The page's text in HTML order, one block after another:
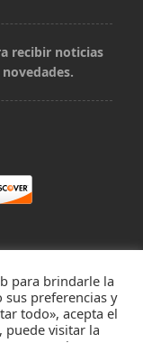
recibir noticias
para brindarle la
preferencias y
todo», acepta el
puede visitar la